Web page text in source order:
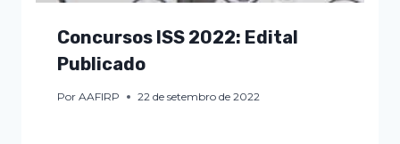
Concursos ISS 2022: Edital
Publicado
Por AAFIRP 22 de setembro de 2022